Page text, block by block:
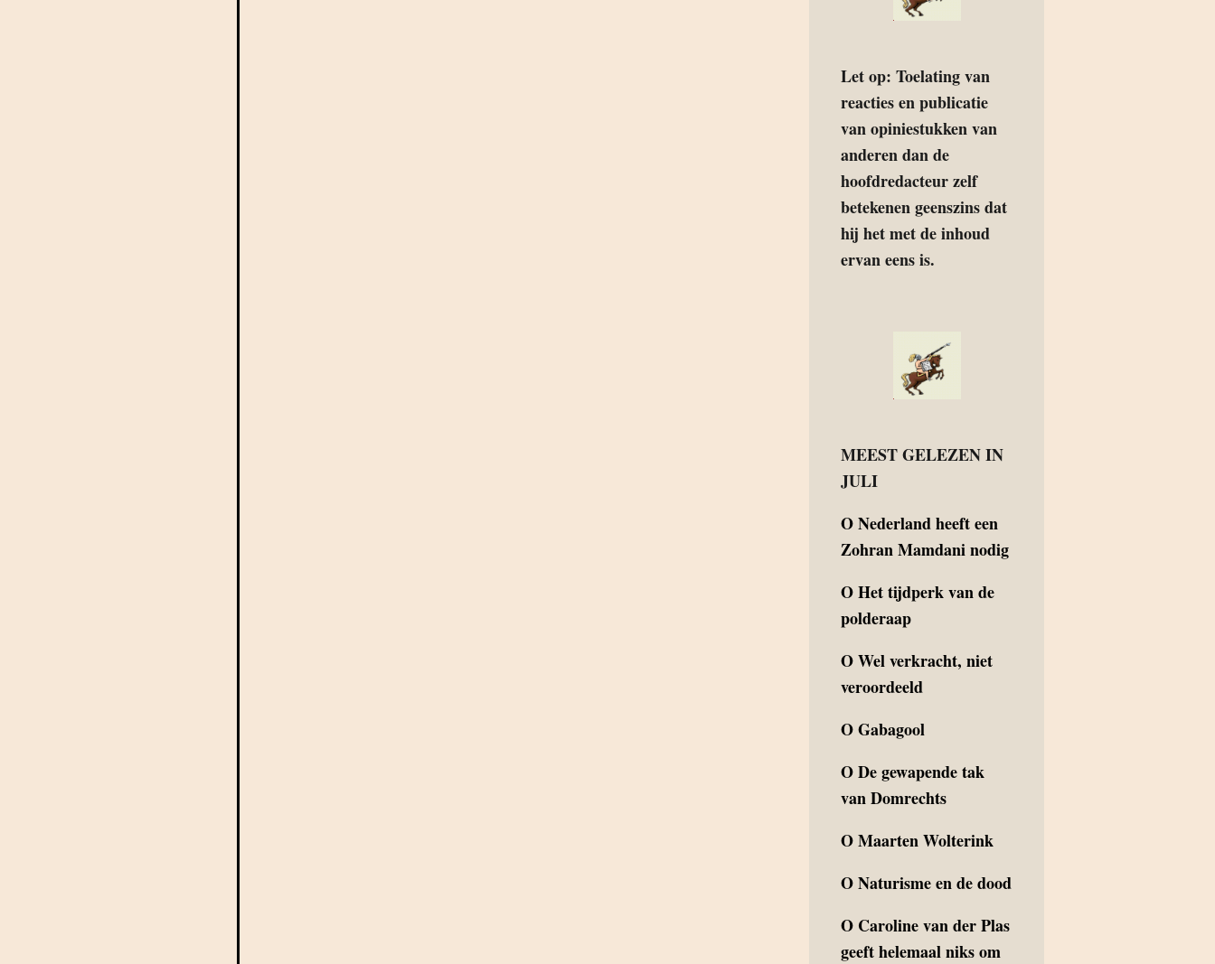
Let op: Toelating van
reacties en publicatie
van opiniestukken van
anderen dan de
hoofdredacteur zelf
betekenen geenszins dat
hij het met de inhoud
ervan eens is.
MEEST GELEZEN IN
JULI
ONederland heeft een
Zohran Mamdani nodig
OHet tijdperk van de
polderaap
OWel verkracht, niet
veroordeeld
OGabagool
ODe gewapende tak
van Domrechts
OMaarten Wolterink
ONaturisme en de dood
O Caroline van der Plas
geeft helemaal niks om